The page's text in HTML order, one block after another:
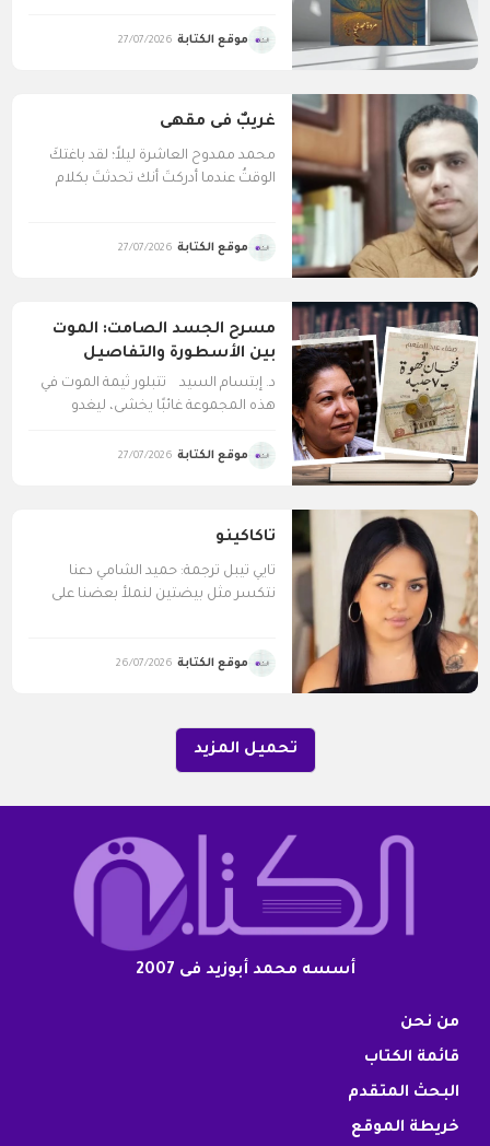
موقع الكتابة 27/07/2026
غريبٌ فى مقهى
محمد ممدوح العاشرة ليلاً؛ لقد باغتكَ
الوقتُ عندما أدركتَ أنك تحدثتَ بكلام
موقع الكتابة 27/07/2026
مسرح الجسد الصامت: الموت
بين الأسطورة والتفاصيل
اليومية في ‘فنجان قهوة ب7
جنيه'”
د. إبتسام السيد ‏تتبلور ثيمة الموت في
هذه المجموعة غائبًا يخشى، ليغدو
موقع الكتابة 27/07/2026
​تاكاكينو
تايي تيبل ترجمة: حميد الشامي دعنا
نتكسر مثل بيضتين لنملأ بعضنا على
موقع الكتابة 26/07/2026
تحميل المزيد
أسسه محمد أبوزيد فى 2007
من نحن
قائمة الكتاب
البحث المتقدم
خريطة الموقع